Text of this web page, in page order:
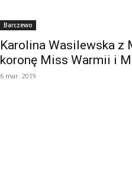
Barczewo
Karolina Wasilewska z
koronę Miss Warmii i
6 mar. 2019